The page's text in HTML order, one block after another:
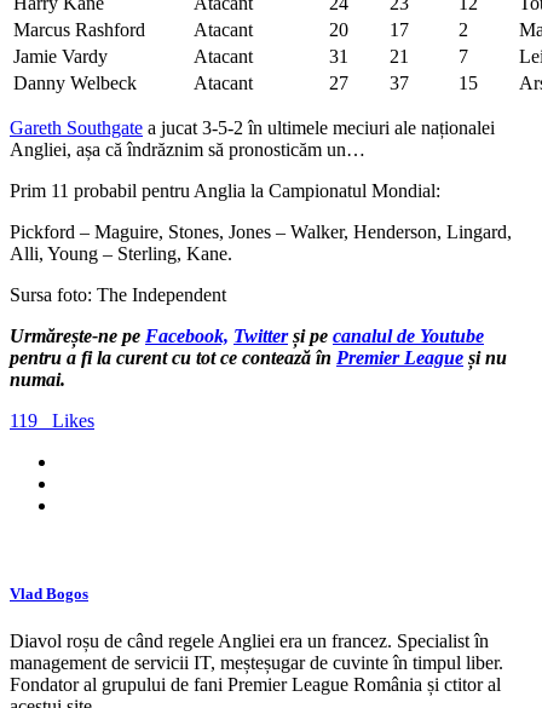
Marcus Rashford
Atacant 20 17 2
Jamie Vardy
Atacant 31 21 7
Danny Welbeck
Atacant 27 37 15
Gareth Southgate a jucat 3-5-2 în ultimele meciuri ale naționalei
Angliei, așa că îndrăznim să pronosticăm un…
Prim 11 probabil pentru Anglia la Campionatul Mondial:
Pickford – Maguire, Stones, Jones – Walker, Henderson, Lingard,
Alli, Young – Sterling, Kane.
Sursa foto: The Independent
Urmărește-ne pe Facebook, Twitterși pe canalul de Youtube
pentru a fi la curent cu tot ce contează în Premier League și nu
numai.
119
Likes
Vlad Bogos
Diavol roșu de când regele Angliei era un francez. Specialist în
management de servicii IT, meșteșugar de cuvinte în timpul liber.
Fondator al grupului de fani Premier League România și ctitor al